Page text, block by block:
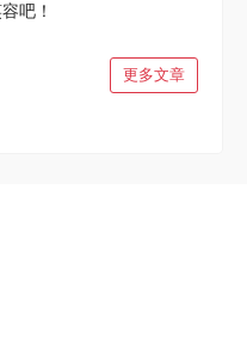
吧！
更多文章